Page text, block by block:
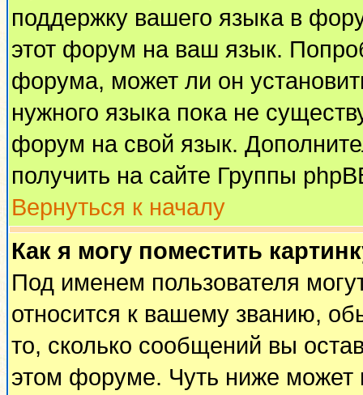
поддержку вашего языка в
этот форум на ваш язык.
форума, может ли он
нужного языка пока не
форум на свой язык.
получить на сайте Группы
Вернуться к началу
Как я могу поместить
Под именем пользователя
относится к вашему званию,
то, сколько сообщений вы
этом форуме. Чуть ниже может